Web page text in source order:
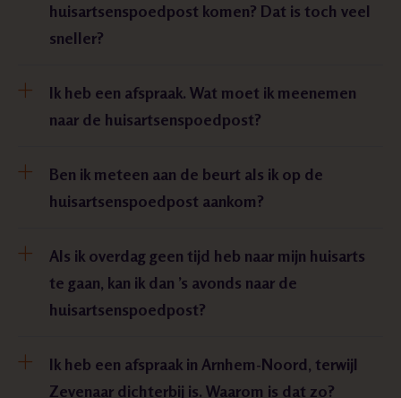
huisartsenspoedpost komen? Dat is toch veel
sneller?
Ik heb een afspraak. Wat moet ik meenemen
naar de huisartsenspoedpost?
Ben ik meteen aan de beurt als ik op de
huisartsenspoedpost aankom?
Als ik overdag geen tijd heb naar mijn huisarts
te gaan, kan ik dan ’s avonds naar de
huisartsenspoedpost?
Ik heb een afspraak in Arnhem-Noord, terwijl
Zevenaar dichterbij is. Waarom is dat zo?